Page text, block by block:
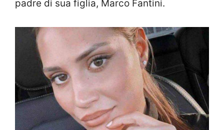
padre di sua figlia, Marco Fantini.